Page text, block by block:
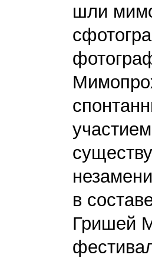
шли
в
Гришей